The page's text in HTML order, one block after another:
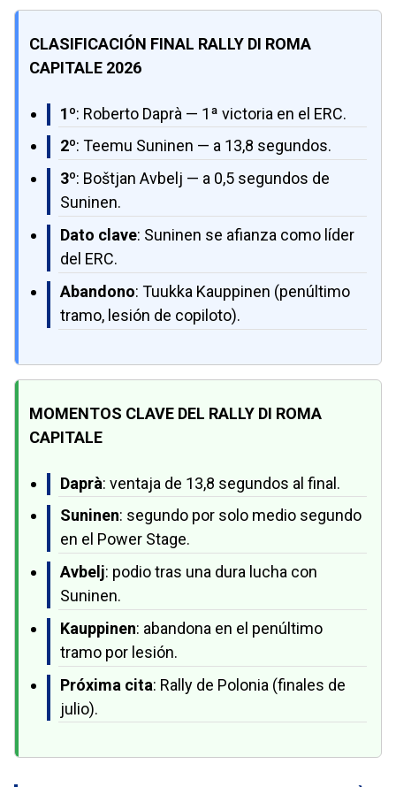
CLASIFICACIÓN FINAL RALLY DI ROMA
CAPITALE 2026
1º: Roberto Daprà — 1ª victoria en el ERC.
2º: Teemu Suninen — a 13,8 segundos.
3º: Boštjan Avbelj — a 0,5 segundos de
Suninen.
Dato clave: Suninen se afianza como líder
del ERC.
Abandono: Tuukka Kauppinen (penúltimo
tramo, lesión de copiloto).
MOMENTOS CLAVE DEL RALLY DI ROMA
CAPITALE
Daprà: ventaja de 13,8 segundos al final.
Suninen: segundo por solo medio segundo
en el Power Stage.
Avbelj: podio tras una dura lucha con
Suninen.
Kauppinen: abandona en el penúltimo
tramo por lesión.
Próxima cita: Rally de Polonia (finales de
julio).